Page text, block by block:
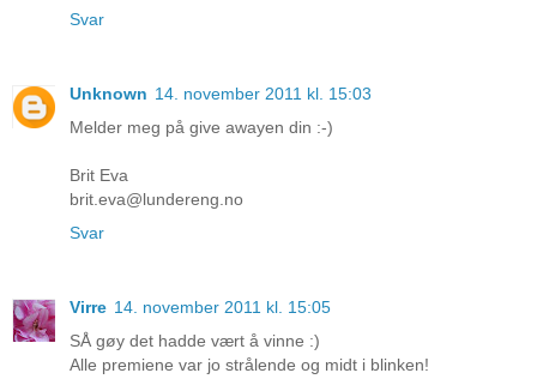
Svar
Unknown 14. november 2011 kl. 15:03
Melder meg på give awayen din :-)
Brit Eva
brit.eva@lundereng.no
Svar
Virre 14. november 2011 kl. 15:05
SÅ gøy det hadde vært å vinne :)
Alle premiene var jo strålende og midt i blinken!